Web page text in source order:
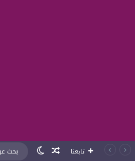
تابعنا مقال عشوائي
الوضع